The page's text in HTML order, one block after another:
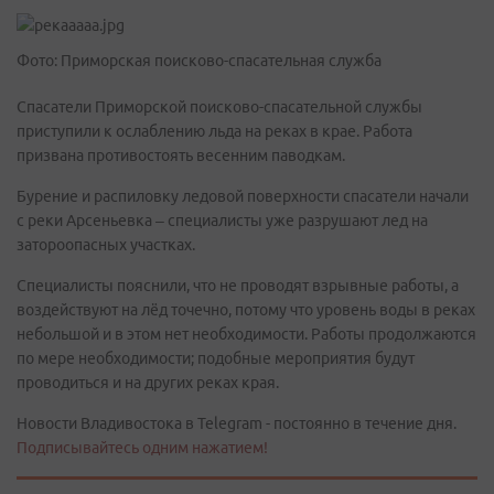
Фото: Приморская поисково-спасательная служба
Спасатели Приморской поисково-спасательной службы
приступили к ослаблению льда на реках в крае. Работа
призвана противостоять весенним паводкам.
Бурение и распиловку ледовой поверхности спасатели начали
с реки Арсеньевка – специалисты уже разрушают лед на
затороопасных участках.
Специалисты пояснили, что не проводят взрывные работы, а
воздействуют на лёд точечно, потому что уровень воды в реках
небольшой и в этом нет необходимости. Работы продолжаются
по мере необходимости; подобные мероприятия будут
проводиться и на других реках края.
Новости Владивостока в Telegram - постоянно в течение дня.
Подписывайтесь одним нажатием!